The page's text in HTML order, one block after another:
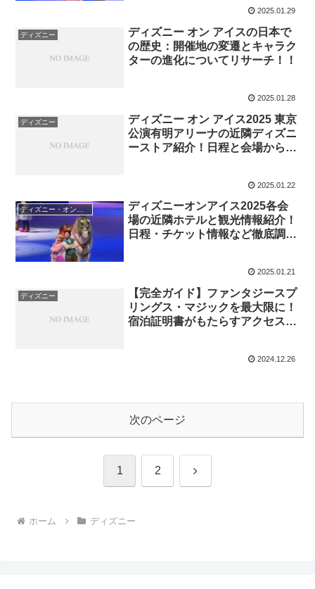
2025.01.29
ディズニー
ディズニー オン アイスの日本で
の歴史：開催地の変遷とキャラク
ターの進化についてリサーチ！！
2025.01.28
ディズニー
ディズニー オン アイス2025 東京
公演有明アリーナの近隣ディズニ
ーストア紹介！日程と会場からの
2025.01.22
ディズニーオンアイス2025各会
場の近隣ホテルと観光情報紹介！
日程・チケット情報など徹底調
2025.01.21
ディズニー
【完全ガイド】ファンタジースプ
リングス・マジックを最大限に！
宿泊証明書がもたらすアクセスの
2024.12.26
次のページ
1 2 次
ホーム ディズニー